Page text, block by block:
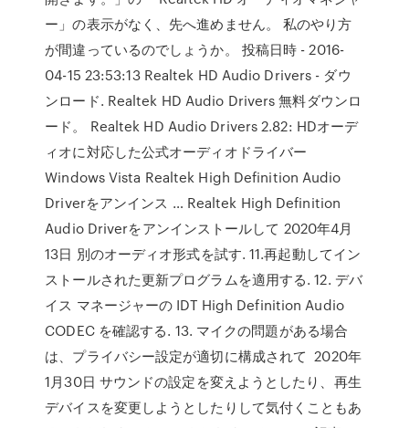
ー」の表示がなく、先へ進めません。 私のやり方
が間違っているのでしょうか。 投稿日時 - 2016-
04-15 23:53:13 Realtek HD Audio Drivers - ダウ
ンロード. Realtek HD Audio Drivers 無料ダウンロ
ード。 Realtek HD Audio Drivers 2.82: HDオーデ
ィオに対応した公式オーディオドライバー
Windows Vista Realtek High Definition Audio
Driverをアンインス … Realtek High Definition
Audio Driverをアンインストールして 2020年4月
13日 別のオーディオ形式を試す. 11.再起動してイン
ストールされた更新プログラムを適用する. 12. デバ
イス マネージャーの IDT High Definition Audio
CODEC を確認する. 13. マイクの問題がある場合
は、プライバシー設定が適切に構成されて 2020年
1月30日 サウンドの設定を変えようとしたり、再生
デバイスを変更しようとしたりして気付くこともあ